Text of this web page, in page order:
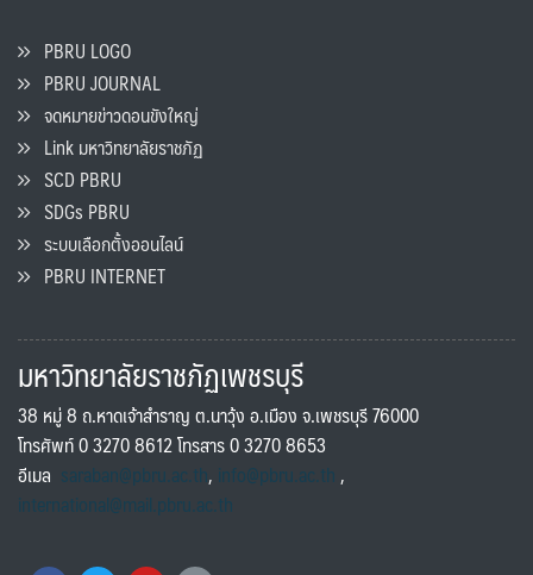
PBRU LOGO
PBRU JOURNAL
จดหมายข่าวดอนขังใหญ่
Link มหาวิทยาลัยราชภัฏ
SCD PBRU
SDGs PBRU
ระบบเลือกตั้งออนไลน์
PBRU INTERNET
มหาวิทยาลัยราชภัฏเพชรบุรี
38 หมู่ 8 ถ.หาดเจ้าสำราญ ต.นาวุ้ง อ.เมือง จ.เพชรบุรี 76000
โทรศัพท์ 0 3270 8612 โทรสาร 0 3270 8653
อีเมล saraban@pbru.ac.th, info@pbru.ac.th,
international@mail.pbru.ac.th